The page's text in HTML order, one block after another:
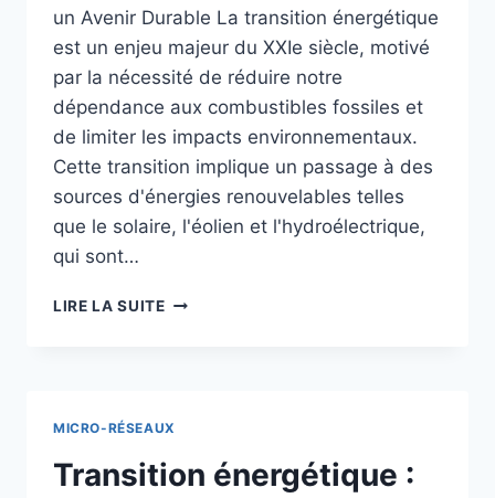
un Avenir Durable La transition énergétique
est un enjeu majeur du XXIe siècle, motivé
par la nécessité de réduire notre
dépendance aux combustibles fossiles et
de limiter les impacts environnementaux.
Cette transition implique un passage à des
sources d'énergies renouvelables telles
que le solaire, l'éolien et l'hydroélectrique,
qui sont…
LIRE LA SUITETRANSITION
POUR
UNE
MICRO-RÉSEAUX
Transition énergétique :